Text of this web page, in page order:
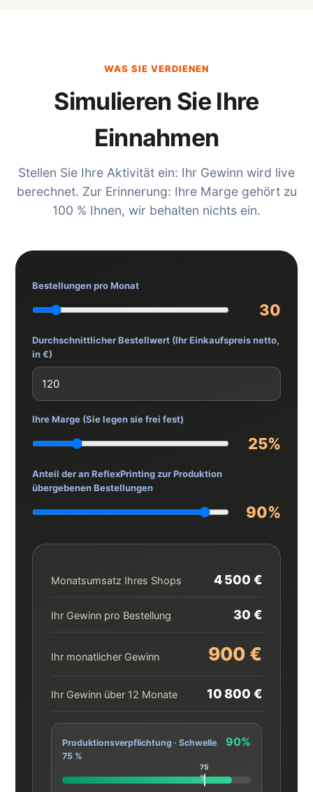
WAS SIE VERDIENEN
Simulieren Sie Ihre
Einnahmen
Stellen Sie Ihre Aktivität ein: Ihr Gewinn wird live
berechnet. Zur Erinnerung: Ihre Marge gehört zu
100 % Ihnen, wir behalten nichts ein.
Bestellungen pro Monat
30
Durchschnittlicher Bestellwert (Ihr Einkaufspreis netto,
in €)
Ihre Marge (Sie legen sie frei fest)
25%
Anteil der an ReflexPrinting zur Produktion
übergebenen Bestellungen
90%
Monatsumsatz Ihres Shops 4 500 €
Ihr Gewinn pro Bestellung 30 €
Ihr monatlicher Gewinn 900 €
Ihr Gewinn über 12 Monate 10 800 €
Produktionsverpflichtung · Schwelle
75 %
90%